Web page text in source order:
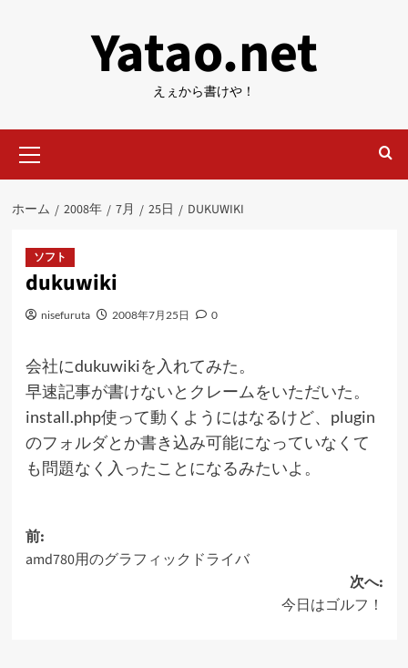
Yatao.net
えぇから書けや！
イ
ン
ニ
ー
ホーム 2008年 7月 25日 DUKUWIKI
ソフト
dukuwiki
nisefuruta 2008年7月25日 0
会社にdukuwikiを入れてみた。
早速記事が書けないとクレームをいただいた。
install.php使って動くようにはなるけど、plugin
のフォルダとか書き込み可能になっていなくて
も問題なく入ったことになるみたいよ。
投
稿
前:
amd780用のグラフィックドライバ
次へ:
今日はゴルフ！